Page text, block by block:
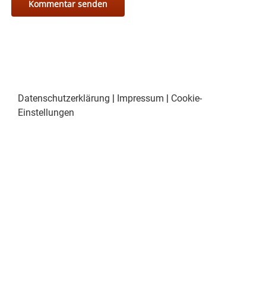
Datenschutzerklärung | Impressum | Cookie-
Einstellungen